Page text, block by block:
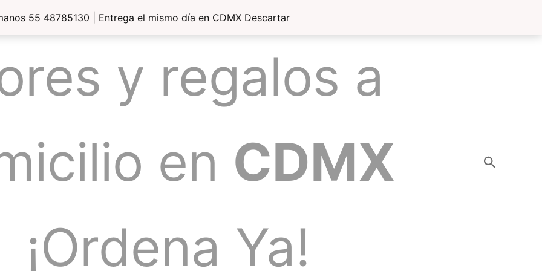
55 48785130 | Entrega el mismo día en CDMX Descartar
y regalos a
en CDMX
¡Ordena Ya!
Buscar